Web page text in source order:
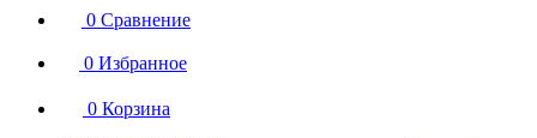
0 Сравнение
0 Избранное
0 Корзина